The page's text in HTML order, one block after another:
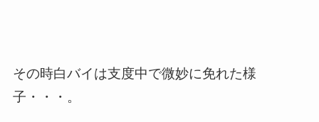
その時白バイは支度中で微妙に免れた様
子・・・。